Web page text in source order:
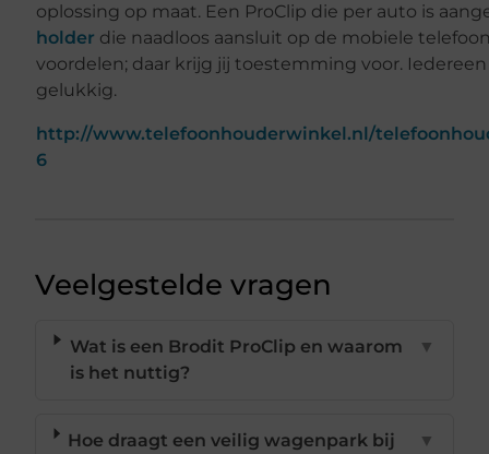
oplossing op maat. Een ProClip die per auto is
holder die naadloos aansluit op de mobiele
voordelen; daar krijg jij toestemming voor.
gelukkig.
http://www.telefoonhouderwinkel.nl/
6
Veelgestelde vragen
Wat is een Brodit ProClip en waarom
is het nuttig?
▼
Hoe draagt een veilig wagenpark bij
▼